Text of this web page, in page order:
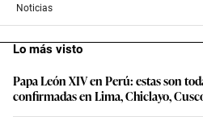
Noticias
Lo más visto
Papa León XIV en Perú: estas son
confirmadas en Lima, Chiclayo,